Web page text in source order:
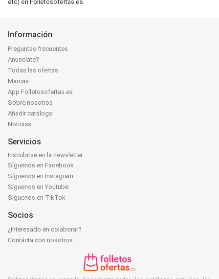
etc) en Folletosofertas.es.
Información
Preguntas frecuentes
Anúnciate?
Todas las ofertas
Marcas
App Folletosofertas.es
Sobre nosotros
Añadir catálogo
Noticias
Servicios
Inscribirse en la newsletter
Síguenos en Facebook
Síguenos en Instagram
Síguenos en Youtube
Síguenos en TikTok
Socios
¿Interesado en colaborar?
Contácta con nosotros